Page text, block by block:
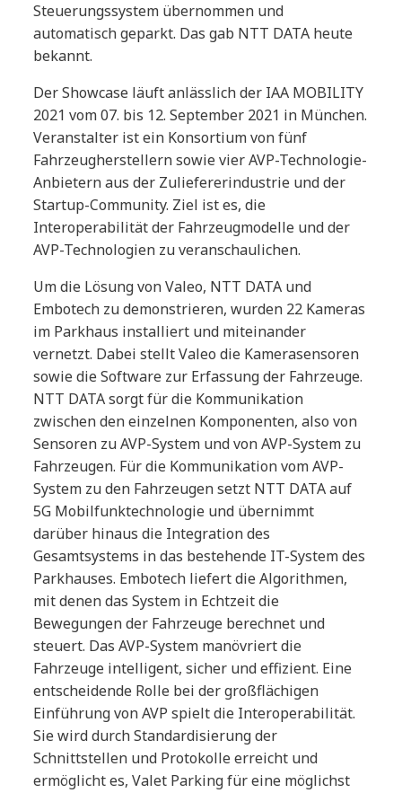
Steuerungssystem übernommen und
automatisch geparkt. Das gab NTT DATA heute
bekannt.
Der Showcase läuft anlässlich der IAA MOBILITY
2021 vom 07. bis 12. September 2021 in München.
Veranstalter ist ein Konsortium von fünf
Fahrzeugherstellern sowie vier AVP-Technologie-
Anbietern aus der Zuliefererindustrie und der
Startup-Community. Ziel ist es, die
Interoperabilität der Fahrzeugmodelle und der
AVP-Technologien zu veranschaulichen.
Um die Lösung von Valeo, NTT DATA und
Embotech zu demonstrieren, wurden 22 Kameras
im Parkhaus installiert und miteinander
vernetzt. Dabei stellt Valeo die Kamerasensoren
sowie die Software zur Erfassung der Fahrzeuge.
NTT DATA sorgt für die Kommunikation
zwischen den einzelnen Komponenten, also von
Sensoren zu AVP-System und von AVP-System zu
Fahrzeugen. Für die Kommunikation vom AVP-
System zu den Fahrzeugen setzt NTT DATA auf
5G Mobilfunktechnologie und übernimmt
darüber hinaus die Integration des
Gesamtsystems in das bestehende IT-System des
Parkhauses. Embotech liefert die Algorithmen,
mit denen das System in Echtzeit die
Bewegungen der Fahrzeuge berechnet und
steuert. Das AVP-System manövriert die
Fahrzeuge intelligent, sicher und effizient. Eine
entscheidende Rolle bei der großflächigen
Einführung von AVP spielt die Interoperabilität.
Sie wird durch Standardisierung der
Schnittstellen und Protokolle erreicht und
ermöglicht es, Valet Parking für eine möglichst